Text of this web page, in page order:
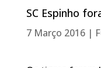
SC Espinho
7 Março 2016|